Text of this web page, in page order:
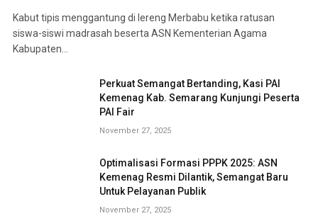
Kabut tipis menggantung di lereng Merbabu ketika ratusan
siswa-siswi madrasah beserta ASN Kementerian Agama
Kabupaten…
Perkuat Semangat Bertanding, Kasi PAI
Kemenag Kab. Semarang Kunjungi Peserta
PAI Fair
November 27, 2025
Optimalisasi Formasi PPPK 2025: ASN
Kemenag Resmi Dilantik, Semangat Baru
Untuk Pelayanan Publik
November 27, 2025